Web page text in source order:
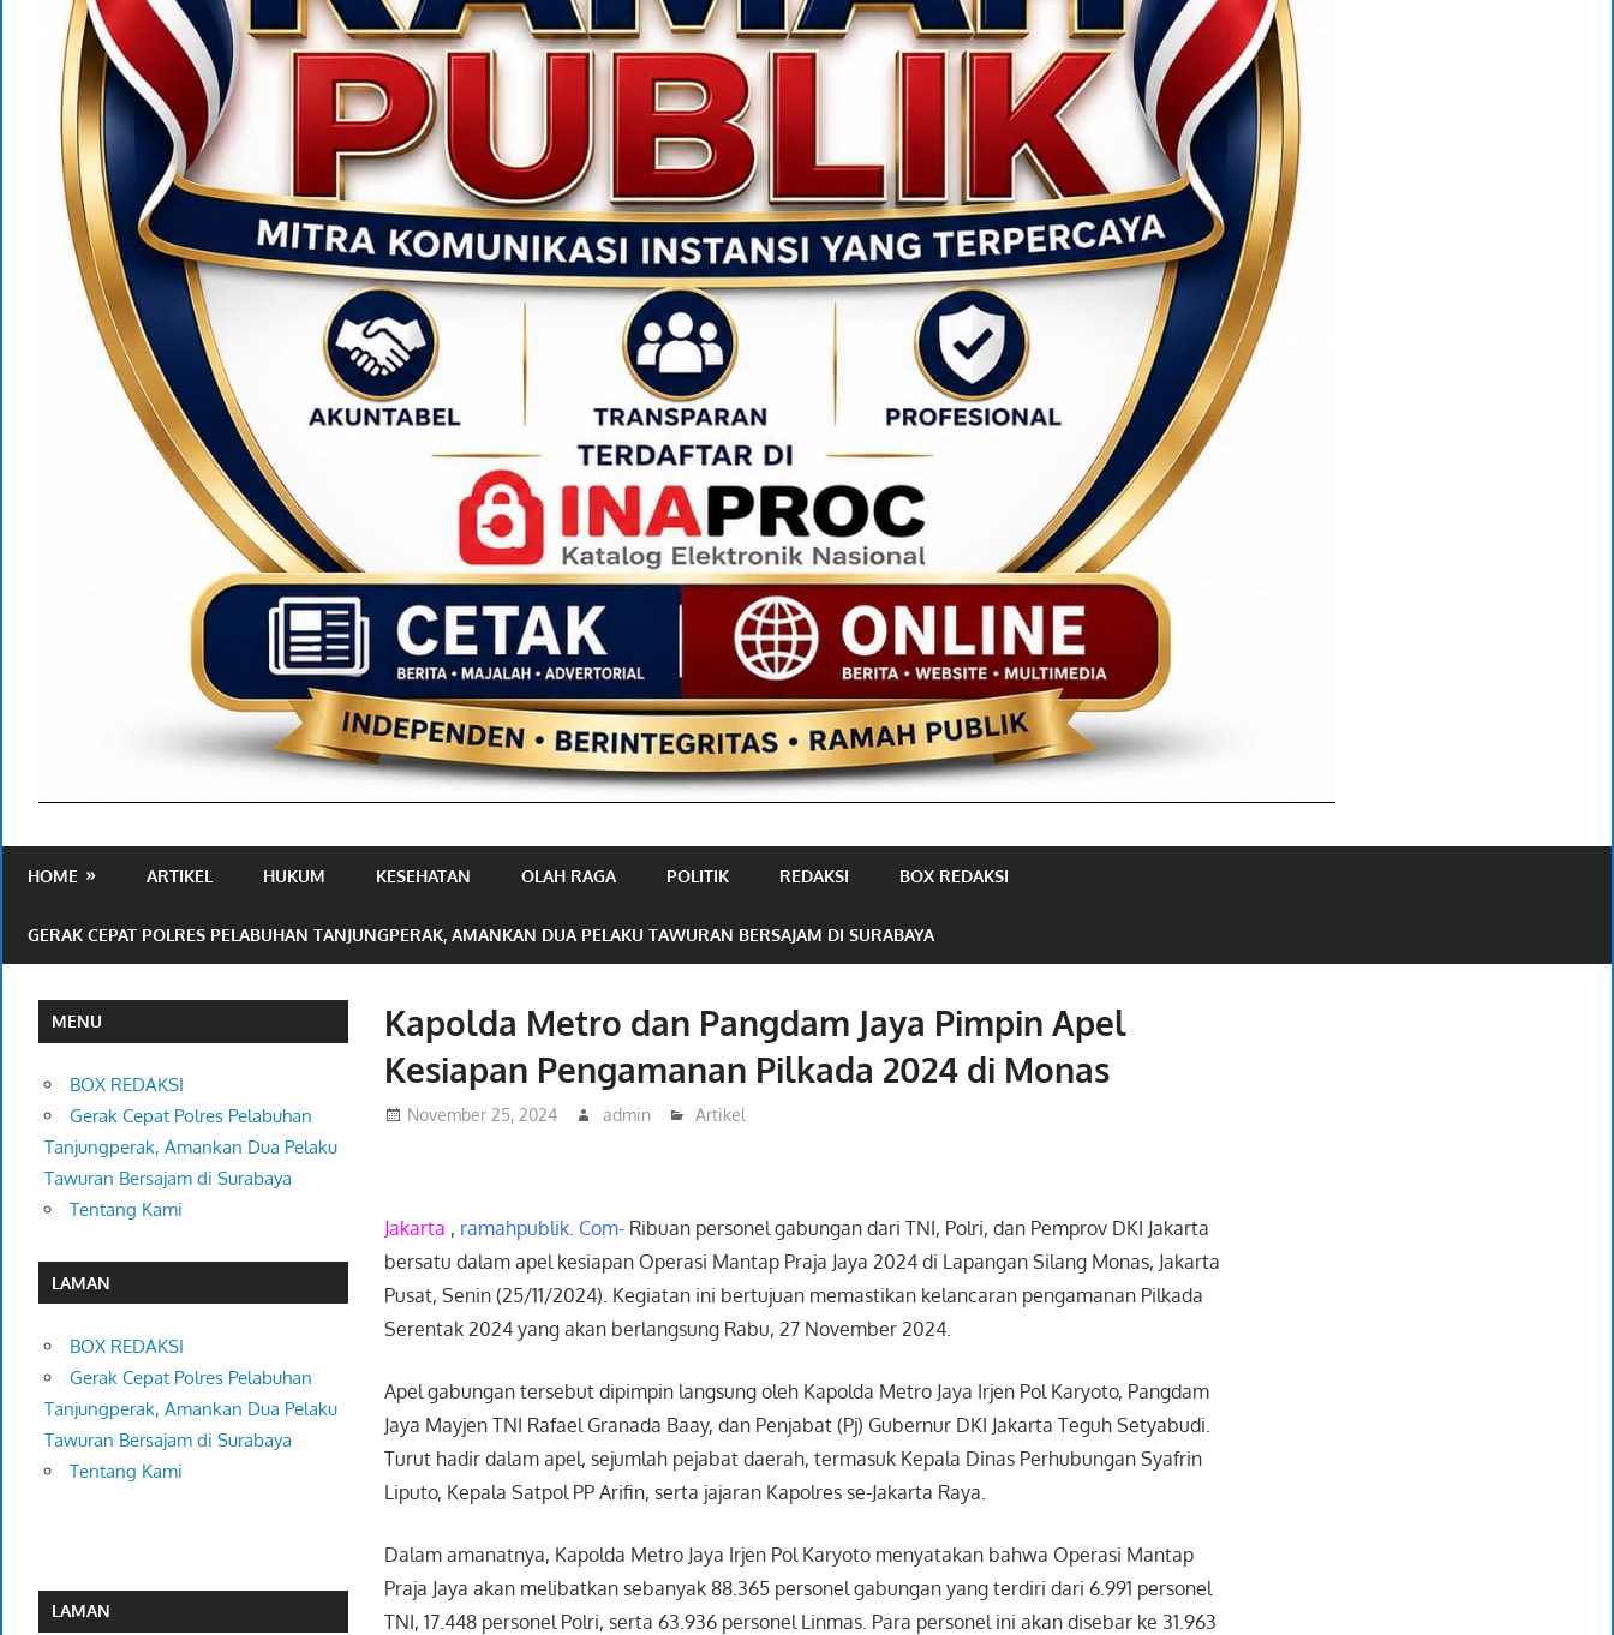
Publik
HOME ARTIKEL HUKUM KESEHATAN OLAH RAGA POLITIK REDAKSI BOX REDAKSI
GERAK CEPAT POLRES PELABUHAN TANJUNGPERAK, AMANKAN DUA PELAKU TAWURAN BERSAJAM DI SURABAYA
Kapolda Metro dan Pangdam Jaya Pimpin Apel
Kesiapan Pengamanan Pilkada 2024 di Monas
November 25, 2024 admin Artikel
Jakarta , ramahpublik. Com- Ribuan personel gabungan dari TNI, Polri, dan Pemprov DKI Jakarta
bersatu dalam apel kesiapan Operasi Mantap Praja Jaya 2024 di Lapangan Silang Monas, Jakarta
Pusat, Senin (25/11/2024). Kegiatan ini bertujuan memastikan kelancaran pengamanan Pilkada
Serentak 2024 yang akan berlangsung Rabu, 27 November 2024.
Apel gabungan tersebut dipimpin langsung oleh Kapolda Metro Jaya Irjen Pol Karyoto, Pangdam
Jaya Mayjen TNI Rafael Granada Baay, dan Penjabat (Pj) Gubernur DKI Jakarta Teguh Setyabudi.
Turut hadir dalam apel, sejumlah pejabat daerah, termasuk Kepala Dinas Perhubungan Syafrin
Liputo, Kepala Satpol PP Arifin, serta jajaran Kapolres se-Jakarta Raya.
Dalam amanatnya, Kapolda Metro Jaya Irjen Pol Karyoto menyatakan bahwa Operasi Mantap
Praja Jaya akan melibatkan sebanyak 88.365 personel gabungan yang terdiri dari 6.991 personel
TNI, 17.448 personel Polri, serta 63.936 personel Linmas. Para personel ini akan disebar ke 31.963
MENU
BOX REDAKSI
Gerak Cepat Polres Pelabuhan
Tanjungperak, Amankan Dua Pelaku
Tawuran Bersajam di Surabaya
Tentang Kami
LAMAN
BOX REDAKSI
Gerak Cepat Polres Pelabuhan
Tanjungperak, Amankan Dua Pelaku
Tawuran Bersajam di Surabaya
Tentang Kami
LAMAN